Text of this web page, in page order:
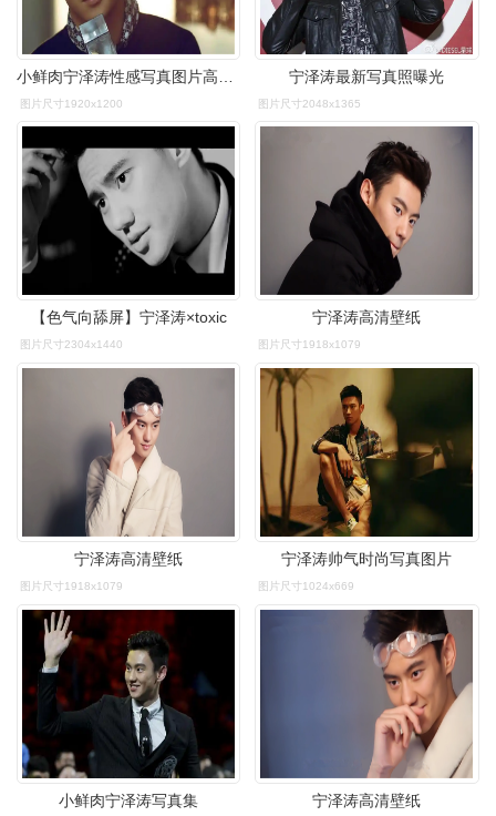
图片尺寸1920x1200
宁泽涛最新写真照曝光
图片尺寸2048x1365
【色气向舔屏】宁泽涛×toxic
图片尺寸2304x1440
宁泽涛高清壁纸
图片尺寸1918x1079
宁泽涛高清壁纸
图片尺寸1918x1079
宁泽涛帅气时尚写真图片
图片尺寸1024x669
小鲜肉宁泽涛写真集 宁泽涛高清壁纸